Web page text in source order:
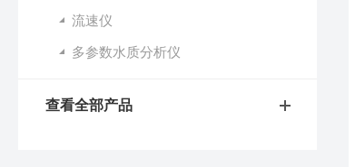
流速仪
多参数水质分析仪
查看全部产品